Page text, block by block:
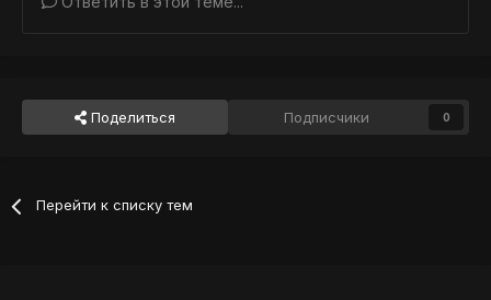
Поделиться Подписчики 0
Перейти к списку тем